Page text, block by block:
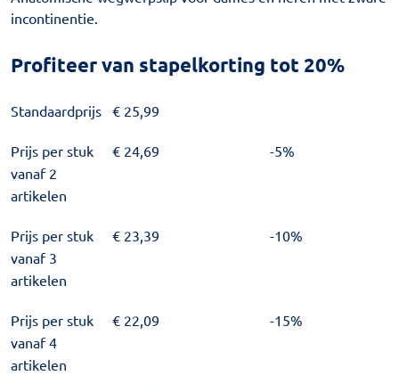
incontinentie.
Profiteer van stapelkorting tot 20%
Standaardprijs € 25,99
Prijs per stuk
vanaf 2
artikelen
€ 24,69 -5%
Prijs per stuk
vanaf 3
artikelen
€ 23,39 -10%
Prijs per stuk
vanaf 4
artikelen
€ 22,09 -15%